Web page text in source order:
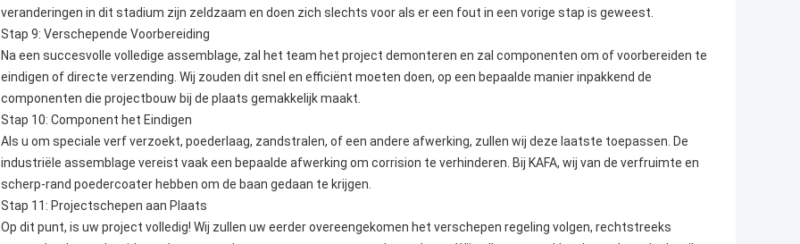
veranderingen in dit stadium zijn zeldzaam en doen zich slechts voor als er een fout in een vorige stap is geweest.
Stap 9: Verschepende Voorbereiding
Na een succesvolle volledige assemblage, zal het team het project demonteren en zal componenten om of voorbereiden te
eindigen of directe verzending. Wij zouden dit snel en efficiënt moeten doen, op een bepaalde manier inpakkend de
componenten die projectbouw bij de plaats gemakkelijk maakt.
Stap 10: Component het Eindigen
Als u om speciale verf verzoekt, poederlaag, zandstralen, of een andere afwerking, zullen wij deze laatste toepassen. De
industriële assemblage vereist vaak een bepaalde afwerking om corrision te verhinderen. Bij KAFA, wij van de verfruimte en
scherp-rand poedercoater hebben om de baan gedaan te krijgen.
Stap 11: Projectschepen aan Plaats
Op dit punt, is uw project volledig! Wij zullen uw eerder overeengekomen het verschepen regeling volgen, rechtstreeks